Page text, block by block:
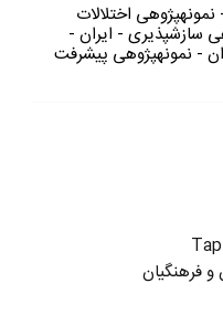
اختلالات
سازشپذیری - ایران -
- نمونهپژوهی پیشرفت
فرهنگیان